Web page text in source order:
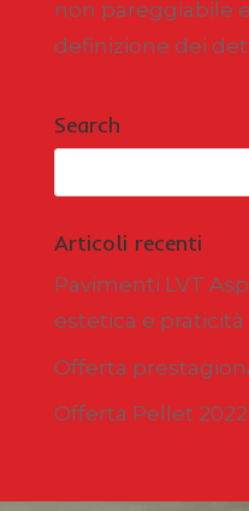
non pareggiabile
definizione dei
Search
Articoli recenti
Pavimenti LVT
estetica e praticità
Offerta
Offerta Pellet 2022